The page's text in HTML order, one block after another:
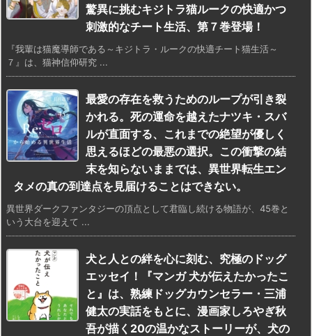
驚異に挑むキジトラ猫ルークの快適かつ
刺激的なチート生活、第７巻登場！
『我輩は猫魔導師である～キジトラ・ルークの快適チート猫生活～
７』は、猫神信仰研究 ...
最愛の存在を救うためのループが引き裂
かれる。死の運命を越えたナツキ・スバ
ルが直面する、これまでの絶望が優しく
思えるほどの最悪の選択。この衝撃の結
末を知らないままでは、異世界転生エン
タメの真の到達点を見届けることはできない。
異世界ダークファンタジーの頂点として君臨し続ける物語が、45巻と
いう大台を迎えて ...
犬と人との絆を心に刻む、究極のドッグ
エッセイ！『マンガ 犬が伝えたかったこ
と』は、熟練ドッグカウンセラー・三浦
健太の実話をもとに、漫画家しろやぎ秋
吾が描く20の温かなストーリーが、犬の